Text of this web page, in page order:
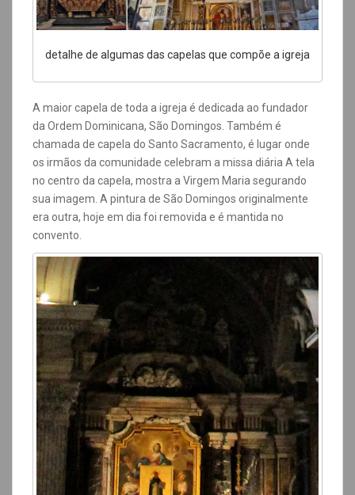
detalhe de algumas das capelas que compõe a igreja
A maior capela de toda a igreja é dedicada ao fundador
da Ordem Dominicana, São Domingos. Também é
chamada de capela do Santo Sacramento, é lugar onde
os irmãos da comunidade celebram a missa diária A tela
no centro da capela, mostra a Virgem Maria segurando
sua imagem. A pintura de São Domingos originalmente
era outra, hoje em dia foi removida e é mantida no
convento.